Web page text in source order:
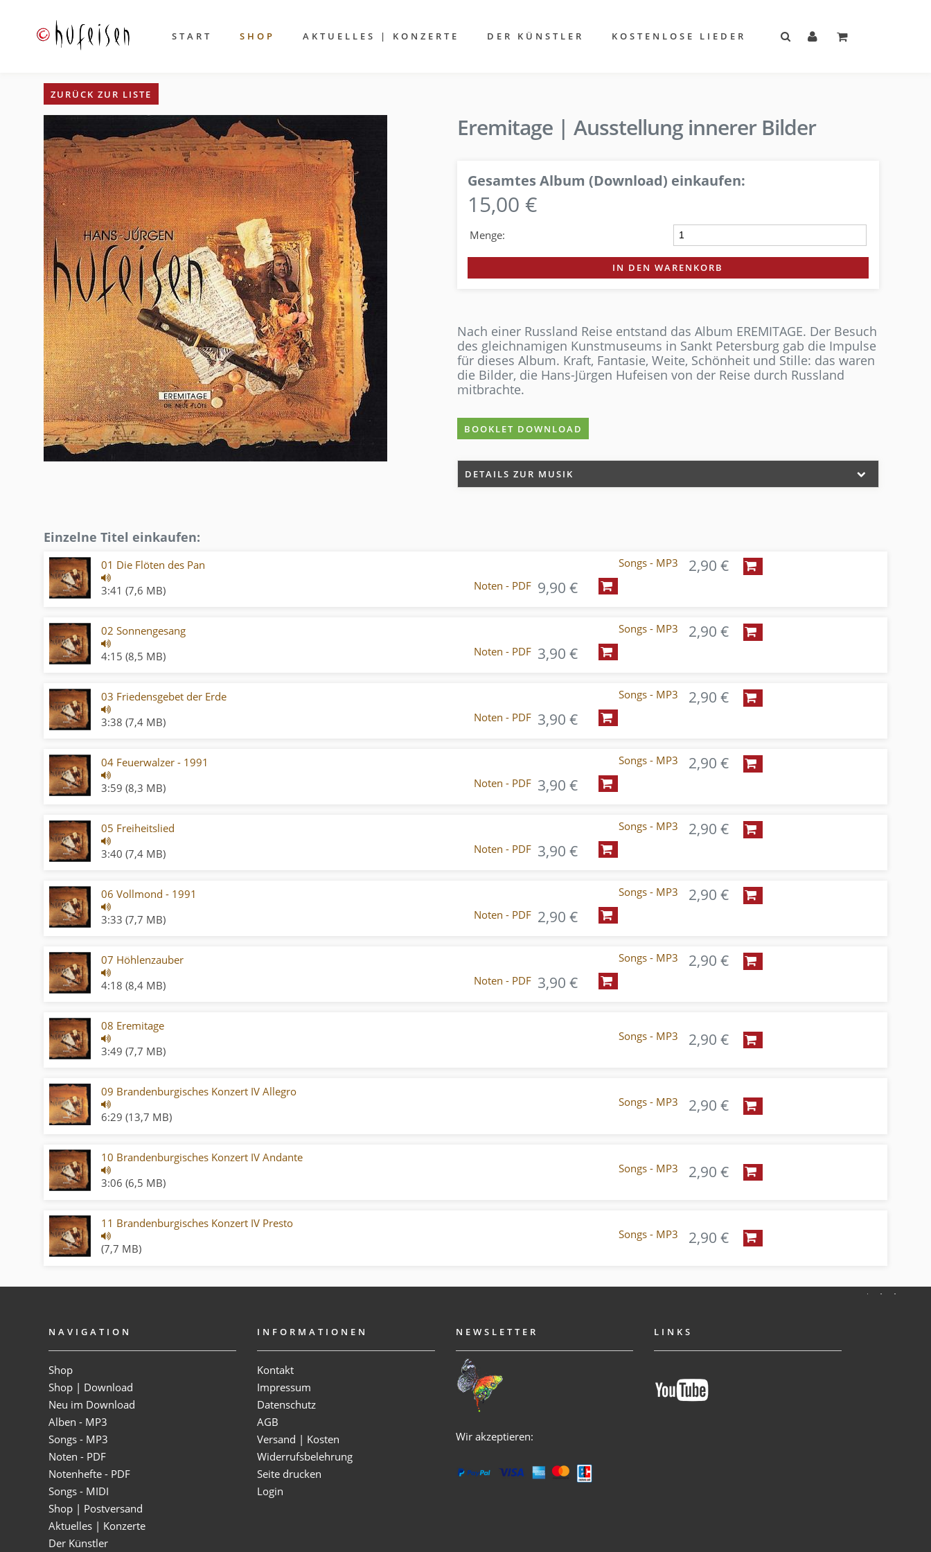
START SHOP AKTUELLES | KONZERTE DER KÜNSTLER KOSTENLOSE LIEDER
ZURÜCK ZUR LISTE
Eremitage | Ausstellung innerer Bilder
Gesamtes Album (Download) einkaufen:
15,00 €
Menge:
IN DEN WARENKORB
Nach einer Russland Reise entstand das Album EREMITAGE. Der Besuch
des gleichnamigen Kunstmuseums in Sankt Petersburg gab die Impulse
für dieses Album. Kraft, Fantasie, Weite, Schönheit und Stille: das waren
die Bilder, die Hans-Jürgen Hufeisen von der Reise durch Russland
mitbrachte.
BOOKLET DOWNLOAD
DETAILS ZUR MUSIK
Einzelne Titel einkaufen:
01 Die Flöten des Pan
3:41 (7,6 MB)
Songs - MP3 2,90 €
Noten - PDF 9,90 €
02 Sonnengesang
4:15 (8,5 MB)
Songs - MP3 2,90 €
Noten - PDF 3,90 €
03 Friedensgebet der Erde
3:38 (7,4 MB)
Songs - MP3 2,90 €
Noten - PDF 3,90 €
04 Feuerwalzer - 1991
3:59 (8,3 MB)
Songs - MP3 2,90 €
Noten - PDF 3,90 €
05 Freiheitslied
3:40 (7,4 MB)
Songs - MP3 2,90 €
Noten - PDF 3,90 €
06 Vollmond - 1991
3:33 (7,7 MB)
Songs - MP3 2,90 €
Noten - PDF 2,90 €
07 Höhlenzauber
4:18 (8,4 MB)
Songs - MP3 2,90 €
Noten - PDF 3,90 €
08 Eremitage
3:49 (7,7 MB)
Songs - MP3 2,90 €
09 Brandenburgisches Konzert IV Allegro
6:29 (13,7 MB)
Songs - MP3 2,90 €
10 Brandenburgisches Konzert IV Andante
3:06 (6,5 MB)
Songs - MP3 2,90 €
11 Brandenburgisches Konzert IV Presto
(7,7 MB)
Songs - MP3 2,90 €
NAVIGATION
Shop
Shop | Download
Neu im Download
Alben - MP3
Songs - MP3
Noten - PDF
Notenhefte - PDF
Songs - MIDI
Shop | Postversand
Aktuelles | Konzerte
Der Künstler
INFORMATIONEN
Kontakt
Impressum
Datenschutz
AGB
Versand | Kosten
Widerrufsbelehrung
Seite drucken
Login
NEWSLETTER
Wir akzeptieren:
LINKS